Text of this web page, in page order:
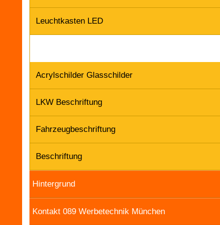
Leuchtkasten LED
Acrylschilder Glasschilder
LKW Beschriftung
Fahrzeugbeschriftung
Beschriftung
Hintergrund
Kontakt 089 Werbetechnik München